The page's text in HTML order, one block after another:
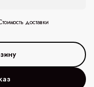
доставки